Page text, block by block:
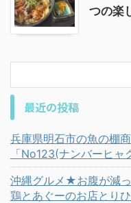
つの楽
最近の投稿
兵庫県明石市の魚の棚
「No123(ナンバーヒ
沖縄グルメ★お腹が減
鶏とあぐーのお店とり